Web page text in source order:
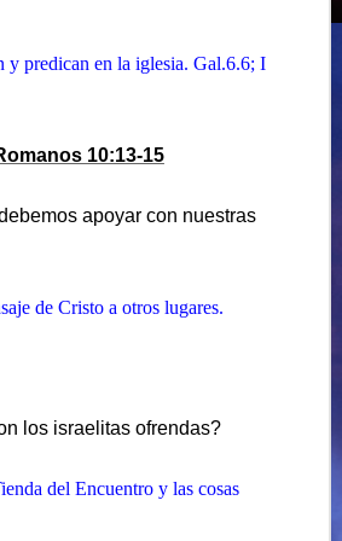
y predican en la iglesia. Gal.6.6; I
10:13-15
apoyar con nuestras
de Cristo a otros lugares.
los israelitas ofrendas?
del Encuentro y las cosas